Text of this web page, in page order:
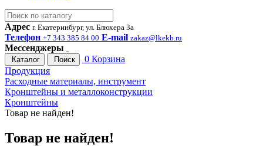
Адрес г. Екатеринбург, ул. Блюхера 3а
Телефон +7 343 385 84 00 E-mail zakaz@lkekb.ru
Мессенджеры
Каталог Поиск 0 Корзина
Продукция
Расходные материалы, инструмент
Кронштейны и металлоконструкции
Кронштейны
Товар не найден!
Товар не найден!